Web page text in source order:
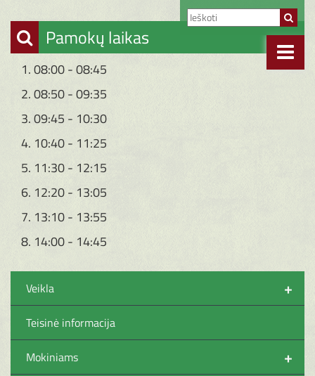
Pamokų laikas
1. 08:00 - 08:45
2. 08:50 - 09:35
3. 09:45 - 10:30
4. 10:40 - 11:25
5. 11:30 - 12:15
6. 12:20 - 13:05
7. 13:10 - 13:55
8. 14:00 - 14:45
+
Veikla
Teisinė informacija
+
Mokiniams